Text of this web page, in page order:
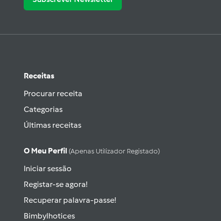
Receitas
Procurar receita
Categorias
Últimas receitas
O Meu Perfil (apenas Utilizador Registado)
Iniciar sessão
Registar-se agora!
Recuperar palavra-passe!
Bimbylhotices